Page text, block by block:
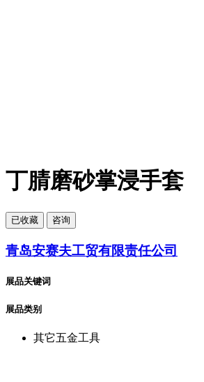
丁腈磨砂掌浸手套
已收藏 咨询
青岛安赛夫工贸有限责任公司
展品关键词
展品类别
其它五金工具